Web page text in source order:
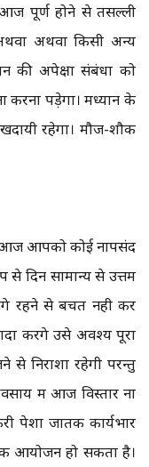
आज पूर्ण होने से तसल्ली
अथवा किसी अन्य
की अपेक्षा संबंधों को
करना पड़ेगा। मध्यान के
रहेगा। मौज-शौक
आज आपको कोई नापसंद
से दिन सामान्य से उत्तम
रहने से बचत नही कर
करेंगे उसे अवश्य पूरा
से निराशा रहेगी परन्तु
में आज विस्तार ना
पेशा जातक कार्यभार
आयोजन हो सकता है।